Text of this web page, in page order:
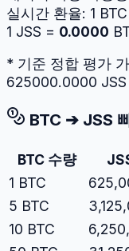
실시간 환율: 1 BTC
1 JSS = 0.0000
* 기준 정합 평가
625000.0000 JSS
BTC ➔ JSS
BTC 수량
1 BTC
5 BTC
10 BTC